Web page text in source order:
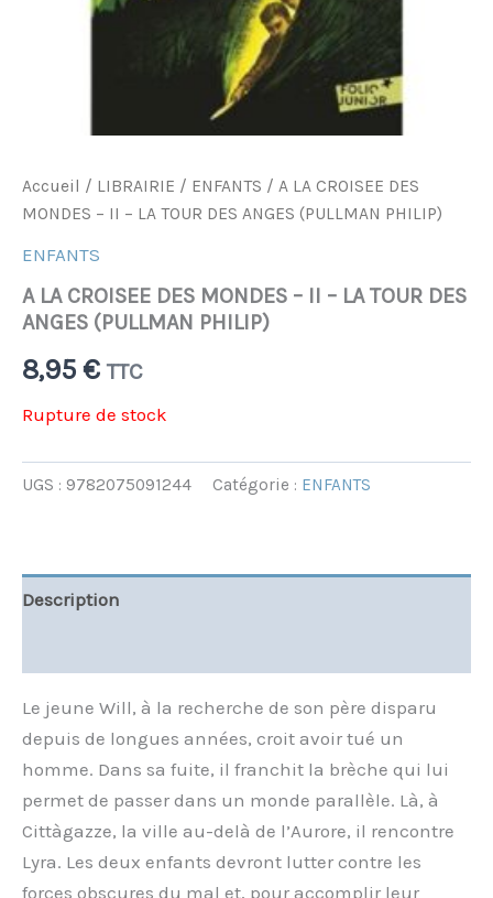
Accueil / LIBRAIRIE / ENFANTS / A LA CROISEE DES
MONDES – II – LA TOUR DES ANGES (PULLMAN PHILIP)
ENFANTS
A LA CROISEE DES MONDES – II – LA TOUR DES
ANGES (PULLMAN PHILIP)
8,95 € TTC
Rupture de stock
UGS : 9782075091244 Catégorie : ENFANTS
Description
Le jeune Will, à la recherche de son père disparu
depuis de longues années, croit avoir tué un
homme. Dans sa fuite, il franchit la brèche qui lui
permet de passer dans un monde parallèle. Là, à
Cittàgazze, la ville au-delà de l’Aurore, il rencontre
Lyra. Les deux enfants devront lutter contre les
forces obscures du mal et, pour accomplir leur